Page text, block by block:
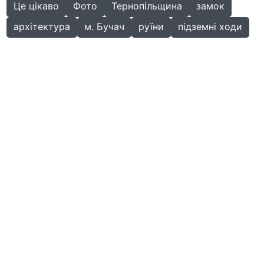
Це цікаво Фото Тернопільщина
замок
архітектура
м. Бучач руїни підземні ходи